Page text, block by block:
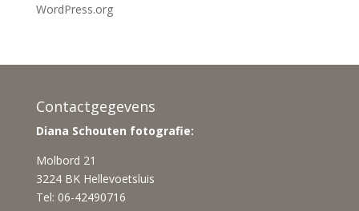
WordPress.org
Contactgegevens
Diana Schouten fotografie:
Molbord 21
3224 BK Hellevoetsluis
Tel: 06-42490716